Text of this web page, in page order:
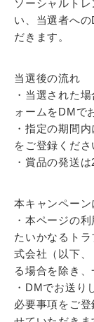
ソーシャルト
い、当選者へ
だきます。
当選後の流れ
・当選された
ォームをDMで
・指定の期間
をご登録くださ
・賞品の発送
本キャンペー
・本ページの
たいかなるト
式会社（以下
る場合を除き、
・DMでお送り
必要事項をご